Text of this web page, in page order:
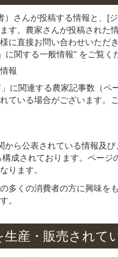
さんが投稿する情報と、[
す。農家さんが投稿された
に直接お問い合わせいただ
関する一般情報" をご覧く
情報
に関連する農家記事数（ペ
ている場合がございます。
ら公表されている情報及
成されております。ページ
ります。
多くの消費者の方に興味を
。
生産・販売されて